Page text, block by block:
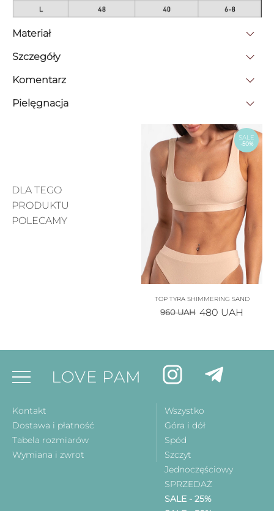
Materiał
Szczegóły
Komentarz
Pielęgnacja
DLA TEGO
PRODUKTU
POLECAMY
SALE
-50%
TOP TYRA SHIMMERING SAND
960UAH 480 UAH
LOVE PAM
Kontakt
Dostawa i płatność
Tabela rozmiarów
Wymiana i zwrot
Wszystko
Góra i dół
Spód
Szczyt
Jednoczęściowy
SPRZEDAŻ
SALE - 25%